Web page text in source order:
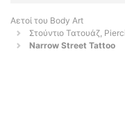
Αετοί του Body Art
Στούντιο Τατουάζ,
Narrow Street Tattoo